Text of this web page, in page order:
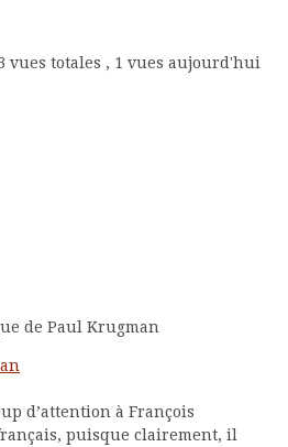
vues totales , 1 vues aujourd'hui
de Paul Krugman
d’attention à François
puisque clairement, il